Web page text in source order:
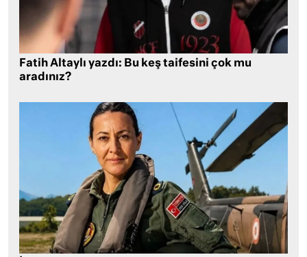
Fatih Altaylı yazdı: Bu keş taifesini çok mu
aradınız?